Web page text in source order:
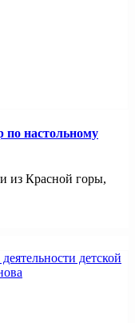
настольному
из Красной горы,